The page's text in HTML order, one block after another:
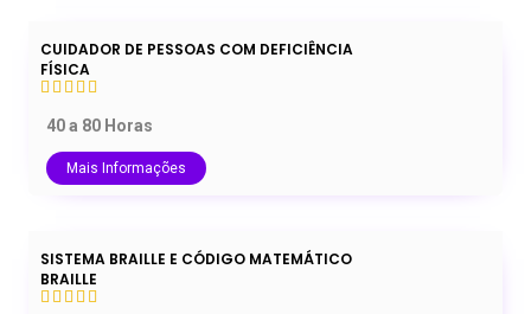
CUIDADOR DE PESSOAS COM DEFICIÊNCIA
FÍSICA
40 a 80 Horas
Mais Informações
SISTEMA BRAILLE E CÓDIGO MATEMÁTICO
BRAILLE